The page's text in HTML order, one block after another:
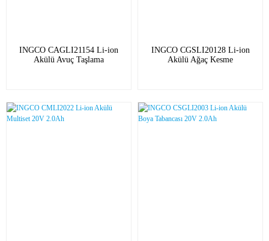
INGCO CAGLI21154 Li-ion
Akülü Avuç Taşlama
INGCO CGSLI20128 Li-ion
Akülü Ağaç Kesme